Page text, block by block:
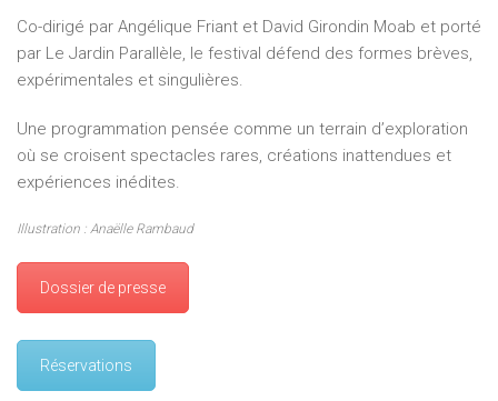
Co-dirigé par Angélique Friant et David Girondin Moab et porté
par Le Jardin Parallèle, le festival défend des formes brèves,
expérimentales et singulières.
Une programmation pensée comme un terrain d’exploration
où se croisent spectacles rares, créations inattendues et
expériences inédites.
Illustration : Anaëlle Rambaud
Dossier de presse
Réservations